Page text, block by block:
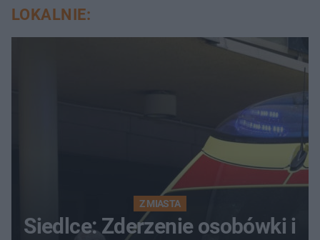
LOKALNIE:
Z MIASTA
Siedlce: Zderzenie osobówki i